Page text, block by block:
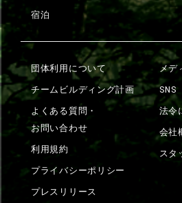
宿泊
団体利用について
チームビルディング計画
よくある質問・
お問い合わせ
利用規約
プライバシーポリシー
プレスリリース
メデ
SNS
法令
会社
スタ